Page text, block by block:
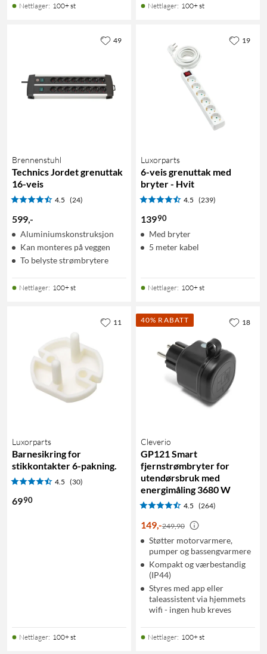
Nettlager: 100+ st Nettlager: 100+ st
Brennenstuhl
Technics Jordet grenuttak
16-veis
4.5 (24)
599,-
Aluminiumskonstruksjon
Kan monteres på veggen
To belyste strømbrytere
Nettlager: 100+ st
49
Luxorparts
6-veis grenuttak med
bryter - Hvit
4.5 (239)
13990
Med bryter
5 meter kabel
Nettlager: 100+ st
19
Luxorparts
Barnesikring for
stikkontakter 6-pakning.
4.5 (30)
6990
Nettlager: 100+ st
11 40% RABATT
Cleverio
GP121 Smart
fjernstrømbryter for
utendørsbruk med
energimåling 3680 W
4.5 (264)
149,-249,90
Støtter motorvarmere,
pumper og bassengvarmere
Kompakt og værbestandig
(IP44)
Styres med app eller
taleassistent via hjemmets
wifi - ingen hub kreves
Nettlager: 100+ st
18